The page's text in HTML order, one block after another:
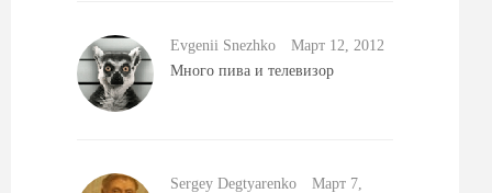
Evgenii Snezhko
Mарт 12, 2012
Много пива и телевизор
Sergey Degtyarenko
Mарт 7,